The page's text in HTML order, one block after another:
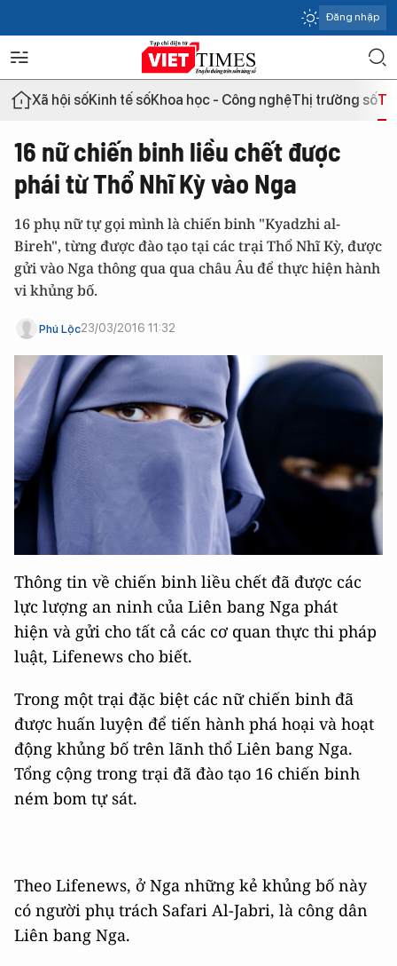
Đăng nhập
Xã hội sốKinh tế sốKhoa học - Công nghệThị trường số
16 nữ chiến binh liều chết được
phái từ Thổ Nhĩ Kỳ vào Nga
16 phụ nữ tự gọi mình là chiến binh "Kyadzhi al-
Bireh", từng được đào tạo tại các trại Thổ Nhĩ Kỳ, được
gửi vào Nga thông qua qua châu Âu để thực hiện hành
vi khủng bố.
Phú Lộc23/03/2016 11:32
Thông tin về chiến binh liều chết đã được các
lực lượng an ninh của Liên bang Nga phát
hiện và gửi cho tất cả các cơ quan thực thi pháp
luật, Lifenews cho biết.
Trong một trại đặc biệt các nữ chiến binh đã
được huấn luyện để tiến hành phá hoại và hoạt
động khủng bố trên lãnh thổ Liên bang Nga.
Tổng cộng trong trại đã đào tạo 16 chiến binh
ném bom tự sát.
Theo Lifenews, ở Nga những kẻ khủng bố này
có người phụ trách Safari Al-Jabri, là công dân
Liên bang Nga.